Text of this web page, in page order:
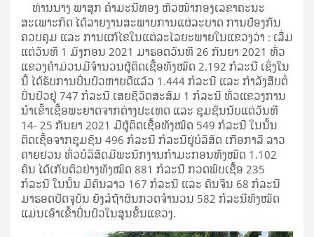
ທ່ານນາງ ພາສຸກ ຄໍາມະນີທອງ ຫົວໜ້າກອງເລຂາຄະນະ
ສະເພາະກິດ ໄດ້ລາຍງານສະພາບການແຜ່ລະບາດ ການປ້ອງກັນ
ຄວບຄຸມ ແລະ ການແກ້ໄຂໃນແຕ່ລະໄລຍະພາຍໃນແຂວງວ່າ : ເລີ່ມ
ແຕ່ວັນທີ 1 ມັງກອນ 2021 ມາຮອດວັນທີ 26 ກັນຍາ 2021 ທົ່ວ
ແຂວງຄໍາມ່ວນມີຈໍານວນຜູ້ຕິດເຊື້ອທັງໝົດ 2.192 ກໍລະນີ ເຊິ່ງໃນ
ນີ້ ໄດ້ຮັບການປິ່ນປົວຫາຍດີແລ້ວ 1.444 ກໍລະນີ ແລະ ກໍາລັງສືບຕໍ່
ປິ່ນປົວຢູ່ 747 ກໍລະນີ ເສຍຊີວິດສະສົມ 1 ກໍລະນີ ທົ່ວແຂວງການ
ນໍາເຂົ້າເຊື້ອພະຍາດຈາກຕ່າງປະເທດ ແລະ ຊຸມຊົນນັບແຕ່ວັນທີ
14- 25 ກັນຍາ 2021 ມີຜູ້ຕິດເຊື້ອທັງໝົດ 549 ກໍລະນີ ໃນນັ້ນ
ຕິດເຊື້ອຈາກຊຸມຊົນ 496 ກໍລະນີ ກໍລະນີຢູ່ບໍລິສັດ ເກືອກາລີ ລາວ
ຄາຍຢວນ ທົ່ວບໍລິສັດມີພະນັກງານກໍາມະກອນທັງໝົດ 1.102
ຄົນ ໄດ້ເກັບຕົວຢ່າງທັງໝົດ 881 ກໍລະນີ ກວດພົບເຊື້ອ 235
ກໍລະນີ ໃນນັ້ນ ມີຄົນລາວ 167 ກໍລະນີ ແລະ ຄົນຈີນ 68 ກໍລະນີ
ມາຮອດປັດຈຸບັນ ຍັງລໍຖ້າຜົນກວດຈໍານວນ 582 ກໍລະນີທັງໝົດ
ແມ່ນເອົາເຂົ້າປິ່ນປົວໃນສູນຂັ້ນແຂວງ.